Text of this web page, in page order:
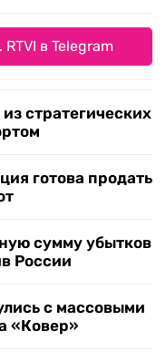
в Telegram
стратегических
готова продать
сумму убытков
России
с массовыми
«Ковер»